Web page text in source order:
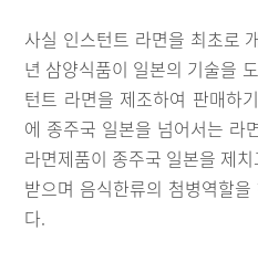
사실 인스턴트 라면을 최초로
년 삼양식품이 일본의 기술을
턴트 라면을 제조하여 판매하
에 종주국 일본을 넘어서는 라
라면제품이 종주국 일본을 제
받으며 음식한류의 첨병역할
다.